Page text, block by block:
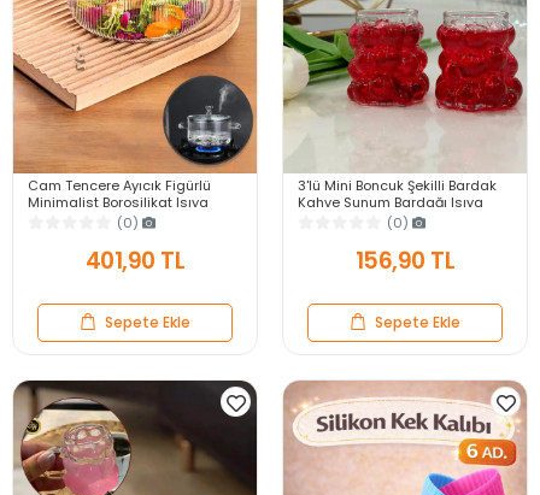
Cam Tencere Ayıcık Figürlü
Minimalist Borosilikat Isıya
Dayanıklı Ocaküstü Tencere
(0)
401,90 TL
Sepete Ekle
3'lü Mini Boncuk Şekilli Bardak
Kahve Sunum Bardağı Isıya
Dayanıklı Üzüm Bardak 90 ml.
(0)
156,90 TL
Sepete Ekle